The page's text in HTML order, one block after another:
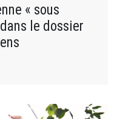
« sous
le dossier